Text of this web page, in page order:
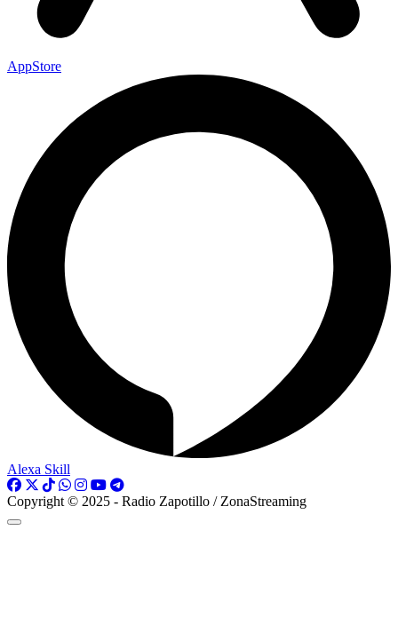
AppStore
Alexa Skill
Copyright © 2025 - Radio Zapotillo / ZonaStreaming